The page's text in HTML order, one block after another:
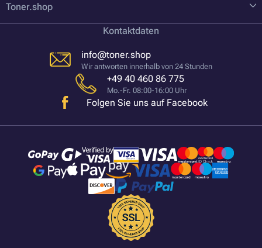
Toner.shop
Kontaktdaten
info@toner.shop
Wir antworten innerhalb von 24 Stunden
+49 40 460 86 775
Mo.-Fr. 08:00-16:00 Uhr
Folgen Sie uns auf Facebook